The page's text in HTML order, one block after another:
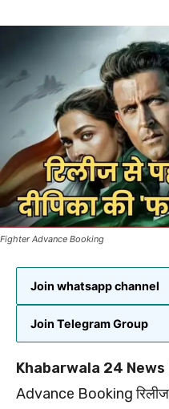
Fighter Advance Booking
Join whatsapp channel
Join Telegram Group
Khabarwala 24 News
Advance Booking रिलीज